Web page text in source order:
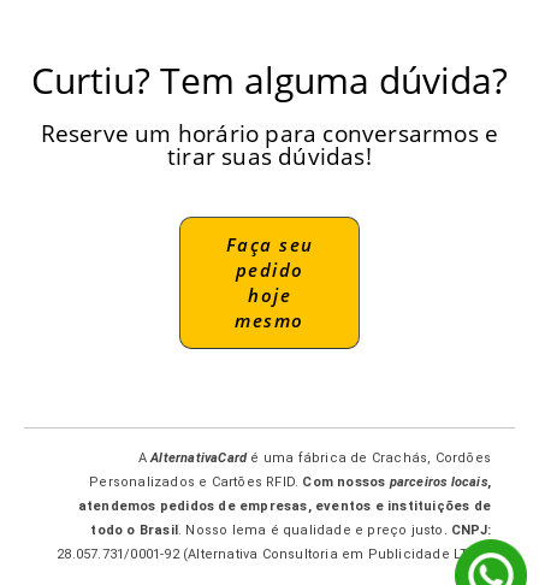
Curtiu? Tem alguma dúvida?
Reserve um horário para conversarmos e
tirar suas dúvidas!
Faça seu
pedido
hoje
mesmo
AAlternativaCardé uma fábrica de Crachás, Cordões
Personalizados e Cartões RFID. Com nossos parceiros locais,
atendemos pedidos de empresas, eventos e instituições de
todo o Brasil. Nosso lema é qualidade e preço justo. CNPJ:
28.057.731/0001-92 (Alternativa Consultoria em Publicidade LTDA-
ME.)